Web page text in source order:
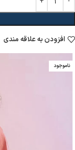
افزودن به علاقه مندی
ناموجود